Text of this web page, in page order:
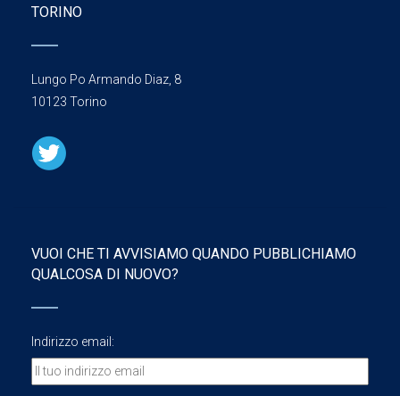
TORINO
Lungo Po Armando Diaz, 8
10123 Torino
VUOI CHE TI AVVISIAMO QUANDO PUBBLICHIAMO
QUALCOSA DI NUOVO?
Indirizzo email: